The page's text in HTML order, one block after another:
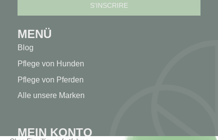
MENÜ
Blog
Pflege von Hunden
Pflege von Pferden
Alle unsere Marken
MEIN KONTO